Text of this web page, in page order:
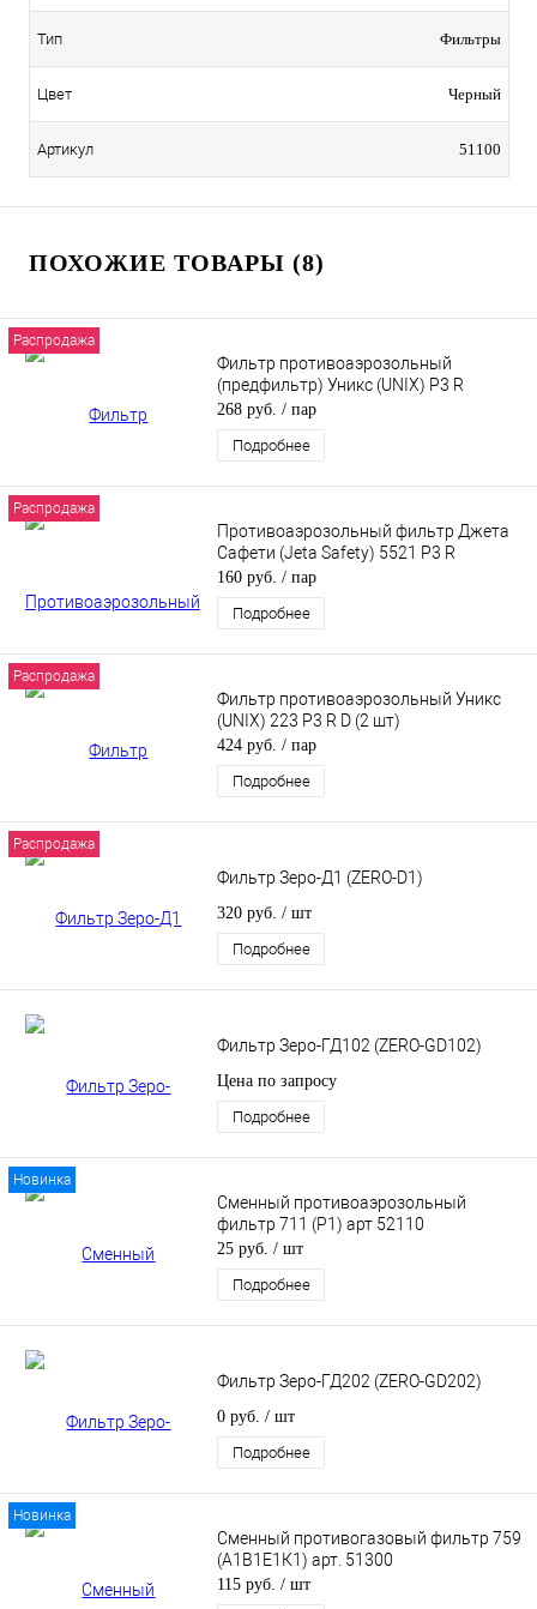
Тип Фильтры
Цвет Черный
Артикул 51100
ПОХОЖИЕ ТОВАРЫ (8)
Распродажа
Фильтр противоаэрозольный
(предфильтр) Уникс (UNIX) P3 R
268 руб. / пар
Подробнее
Распродажа
Противоаэрозольный фильтр Джета
Сафети (Jeta Safety) 5521 P3 R
160 руб. / пар
Подробнее
Распродажа
Фильтр противоаэрозольный Уникс
(UNIX) 223 P3 R D (2 шт)
424 руб. / пар
Подробнее
Распродажа
Фильтр Зеро-Д1 (ZERO-D1)
320 руб. / шт
Подробнее
Фильтр Зеро-ГД102 (ZERO-GD102)
Цена по запросу
Подробнее
Новинка
Сменный противоаэрозольный
фильтр 711 (Р1) арт 52110
25 руб. / шт
Подробнее
Фильтр Зеро-ГД202 (ZERO-GD202)
0 руб. / шт
Подробнее
Новинка
Сменный противогазовый фильтр 759
(А1В1Е1К1) арт. 51300
115 руб. / шт